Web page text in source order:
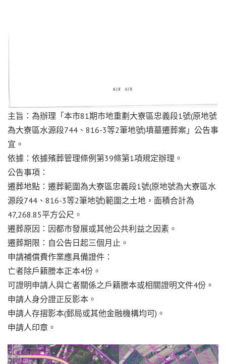
主旨：為辦理「本市81期市地重劃大寮區忠義段1號(原地號
為大寮區水源段744、816-3等2筆地號)墳墓遷葬案」公告事
宜。
依據：依據殯葬管理條例第39條第1項規定辦理。
公告事項：
遷葬地點：遷葬範圍為大寮區忠義段1號(原地號為大寮區水
源段744、816-3等2筆地號)範圍之土地，面積合計為
47,268.85平方公尺。
遷葬原因：因都市發展或其他公共利益之因素。
遷葬期限：自公告日起三個月止。
申請補償費作業應具備證件：
亡者除戶籍謄本正本4份。
可證明申請人與亡者關係之戶籍謄本或相關證明文件4份。
申請人身分證正反影本。
申請人存摺影本(郵局或其他金融機構均可)。
申請人印章。